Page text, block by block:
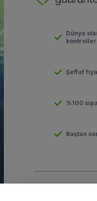
Dünya
Şeffaf
%100
Baştan